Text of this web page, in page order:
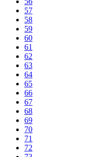
57
58
59
60
61
62
63
64
65
66
67
68
69
70
71
72